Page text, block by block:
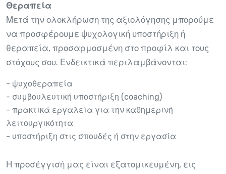
Θεραπεία
Μετά την ολοκλήρωση της αξιολόγησης μπορούμε
να προσφέρουμε ψυχολογική υποστήριξη ή
θεραπεία, προσαρμοσμένη στο προφίλ και τους
στόχους σου. Ενδεικτικά περιλαμβάνονται:
- ψυχοθεραπεία
- συμβουλευτική υποστήριξη (coaching)
- πρακτικά εργαλεία για την καθημερινή
λειτουργικότητα
- υποστήριξη στις σπουδές ή στην εργασία
Η προσέγγισή μας είναι εξατομικευμένη, εις